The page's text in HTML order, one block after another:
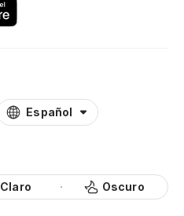
Español
Claro Oscuro